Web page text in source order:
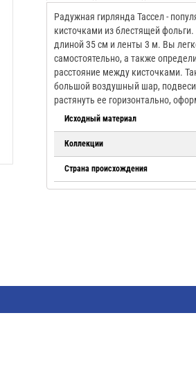
Радужная гирлянда Тассел -
кисточками из блестящей фольги.
длиной 35 см и ленты 3 м. Вы
самостоятельно, а также
расстояние между кисточками.
большой воздушный шар,
растянуть ее горизонтально,
Исходный материал
Коллекции
Страна происхождения